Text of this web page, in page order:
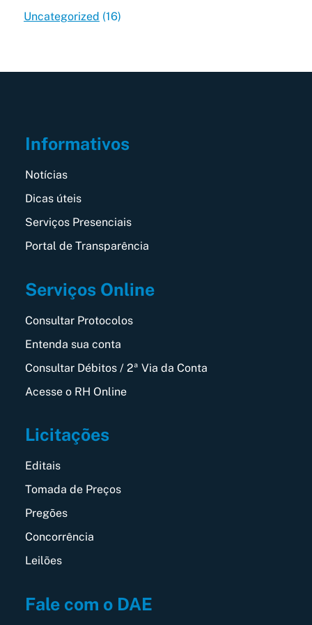
Uncategorized (16)
Informativos
Notícias
Dicas úteis
Serviços Presenciais
Portal de Transparência
Serviços Online
Consultar Protocolos
Entenda sua conta
Consultar Débitos / 2ª Via da Conta
Acesse o RH Online
Licitações
Editais
Tomada de Preços
Pregões
Concorrência
Leilões
Fale com o DAE